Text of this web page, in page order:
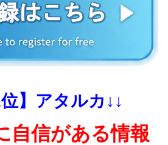
】アタルカ↓↓
自信がある情報